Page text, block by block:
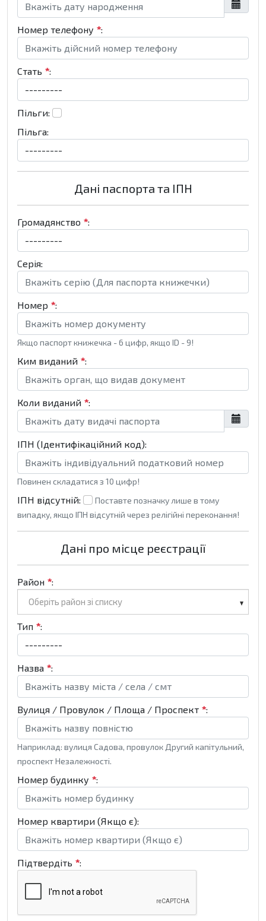
Номер телефону *:
Стать *:
Пільги:
Пільга:
Дані паспорта та ІПН
Громадянство *:
Серія:
Номер *:
Якщо паспорт книжечка - 6 цифр, якщо ID - 9!
Ким виданий *:
Коли виданий *:
ІПН (Ідентифікаційний код):
Повинен складатися з 10 цифр!
ІПН відсутній:
Поставте позначку лише в тому
випадку, якщо ІПН відсутній через релігійні переконання!
Дані про місце реєстрації
Район *:
Оберіть район зі списку
Тип *:
Назва *:
Вулиця / Провулок / Площа / Проспект *:
Наприклад: вулиця Садова, провулок Другий капітульний,
проспект Незалежності.
Номер будинку *:
Номер квартири (Якщо є):
Підтвердіть *: